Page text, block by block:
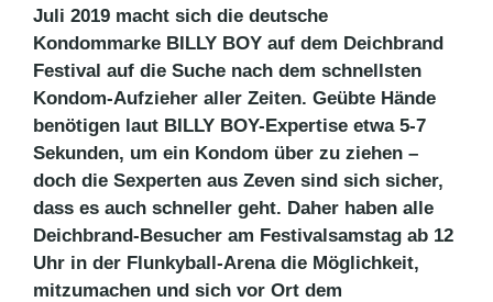
Juli 2019 macht sich die deutsche
Kondommarke BILLY BOY auf dem Deichbrand
Festival auf die Suche nach dem schnellsten
Kondom-Aufzieher aller Zeiten. Geübte Hände
benötigen laut BILLY BOY-Expertise etwa 5-7
Sekunden, um ein Kondom über zu ziehen –
doch die Sexperten aus Zeven sind sich sicher,
dass es auch schneller geht. Daher haben alle
Deichbrand-Besucher am Festivalsamstag ab 12
Uhr in der Flunkyball-Arena die Möglichkeit,
mitzumachen und sich vor Ort dem